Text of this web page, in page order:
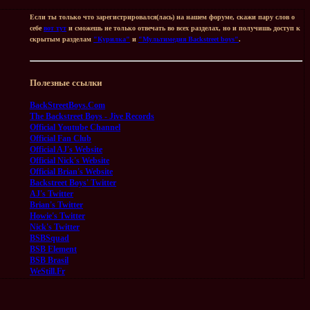
Если ты только что зарегистрировался(лась) на нашем форуме, скажи пару слов о
себе вот тут и сможешь не только отвечать во всех разделах, но и получишь доступ к
скрытым разделам "Курилка" и "Мультимедия Backstreet boys".
Полезные ссылки
BackStreetBoys.Com
The Backstreet Boys - Jive Records
Official Youtube Channel
Official Fan Club
Official AJ's Website
Official Nick's Website
Official Brian's Website
Backstreet Boys' Twitter
AJ's Twitter
Brian's Twitter
Howie's Twitter
Nick's Twitter
BSBSquad
BSB Element
BSB Brasil
WeStill.Fr